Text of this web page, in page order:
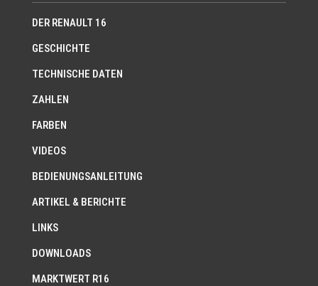
DER RENAULT 16
GESCHICHTE
TECHNISCHE DATEN
ZAHLEN
FARBEN
VIDEOS
BEDIENUNGSANLEITUNG
ARTIKEL & BERICHTE
LINKS
DOWNLOADS
MARKTWERT R16